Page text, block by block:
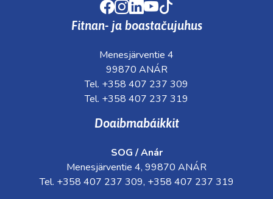
Facebook
Instagram
LinkedIn
Youtube
Fitnan- ja boastačujuhus
Menesjärventie 4
99870 ANÁR
Tel. +358 407 237 309
Tel. +358 407 237 319
Doaibmabáikkit
SOG / Anár
Menesjärventie 4, 99870 ANÁR
Tel. +358 407 237 309, +358 407 237 319